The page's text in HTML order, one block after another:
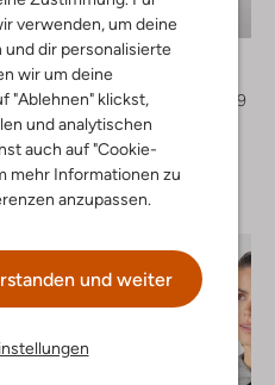
verwenden, um deine
und dir personalisierte
wir um deine
"Ablehnen" klickst,
und analytischen
auch auf "Cookie-
mehr Informationen zu
anzupassen.
und weiter
-60%
Inwear
€ 119,99
€ 47,99